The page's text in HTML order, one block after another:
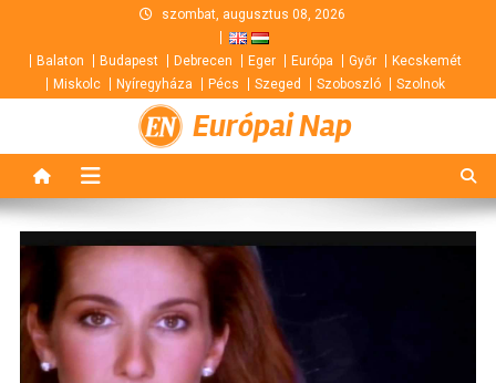
content
szombat, augusztus 08, 2026
Balaton Budapest Debrecen Eger Európa Győr
Kecskemét
Miskolc
Nyíregyháza Pécs Szeged Szoboszló Szolnok
Európai Nap